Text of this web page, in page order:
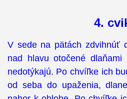
4.
V sede na pätách zdvihnúť
nad hlavu otočené
nedotýkajú. Po chvíľke ich
od seba do upaženia,